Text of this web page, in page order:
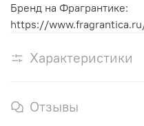
Бренд на Фрагрантике:
https://
Характеристики
Отзывы